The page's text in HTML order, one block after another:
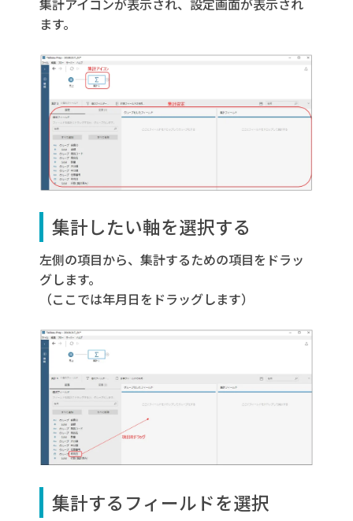
ます。
集計したい軸を選択する
左側の項目から、集計するための項目をドラッ
グします。
（ここでは年月日をドラッグします）
集計するフィールドを選択